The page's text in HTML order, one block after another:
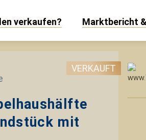
verkaufen? Marktbericht
VERKAUFT
mit